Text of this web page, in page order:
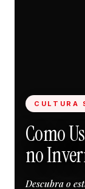
CULTURA
Como
no
Descubra o